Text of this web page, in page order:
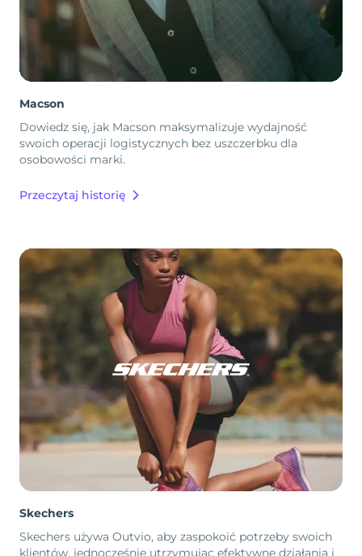
Macson
Dowiedz się, jak Macson maksymalizuje wydajność
swoich operacji logistycznych bez uszczerbku dla
osobowości marki.
Przeczytaj historię
Skechers
Skechers używa Outvio, aby zaspokoić potrzeby swoich
klientów, jednocześnie utrzymując efektywne działania i